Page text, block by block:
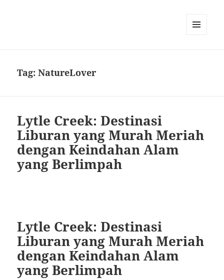
Tag:NatureLover
Lytle Creek: Destinasi
Liburan yang Murah Meriah
dengan Keindahan Alam
yang Berlimpah
Lytle Creek: Destinasi
Liburan yang Murah Meriah
dengan Keindahan Alam
yang Berlimpah